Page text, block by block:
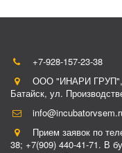
+7-928-157-23-38
ООО "ИНАРИ ГРУП",
Батайск, ул.
Прием заявок по
38; +7(909) 440-41-71. В